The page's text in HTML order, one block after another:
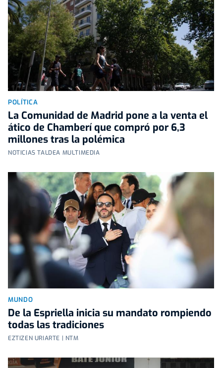
POLÍTICA
La Comunidad de Madrid pone a la venta el
ático de Chamberí que compró por 6,3
millones tras la polémica
NOTICIAS TALDEA MULTIMEDIA
MUNDO
De la Espriella inicia su mandato rompiendo
todas las tradiciones
EZTIZEN URIARTE | NTM